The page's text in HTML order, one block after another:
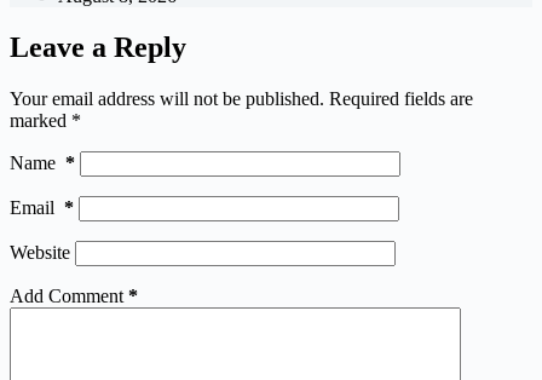
Leave a Reply
Your email address will not be published. Required fields are
marked *
Name *
Email *
Website
Add Comment *